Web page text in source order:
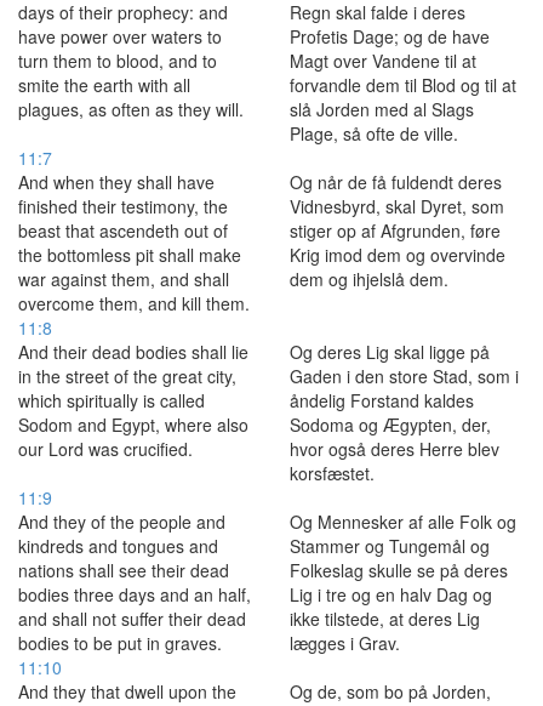
days of their prophecy: and
have power over waters to
turn them to blood, and to
smite the earth with all
plagues, as often as they will.
Regn skal falde i deres
Profetis Dage; og de have
Magt over Vandene til at
forvandle dem til Blod og til at
slå Jorden med al Slags
Plage, så ofte de ville.
11:7
And when they shall have
finished their testimony, the
beast that ascendeth out of
the bottomless pit shall make
war against them, and shall
overcome them, and kill them.
Og når de få fuldendt deres
Vidnesbyrd, skal Dyret, som
stiger op af Afgrunden, føre
Krig imod dem og overvinde
dem og ihjelslå dem.
11:8
And their dead bodies shall lie
in the street of the great city,
which spiritually is called
Sodom and Egypt, where also
our Lord was crucified.
Og deres Lig skal ligge på
Gaden i den store Stad, som i
åndelig Forstand kaldes
Sodoma og Ægypten, der,
hvor også deres Herre blev
korsfæstet.
11:9
And they of the people and
kindreds and tongues and
nations shall see their dead
bodies three days and an half,
and shall not suffer their dead
bodies to be put in graves.
Og Mennesker af alle Folk og
Stammer og Tungemål og
Folkeslag skulle se på deres
Lig i tre og en halv Dag og
ikke tilstede, at deres Lig
lægges i Grav.
11:10
And they that dwell upon the
Og de, som bo på Jorden,